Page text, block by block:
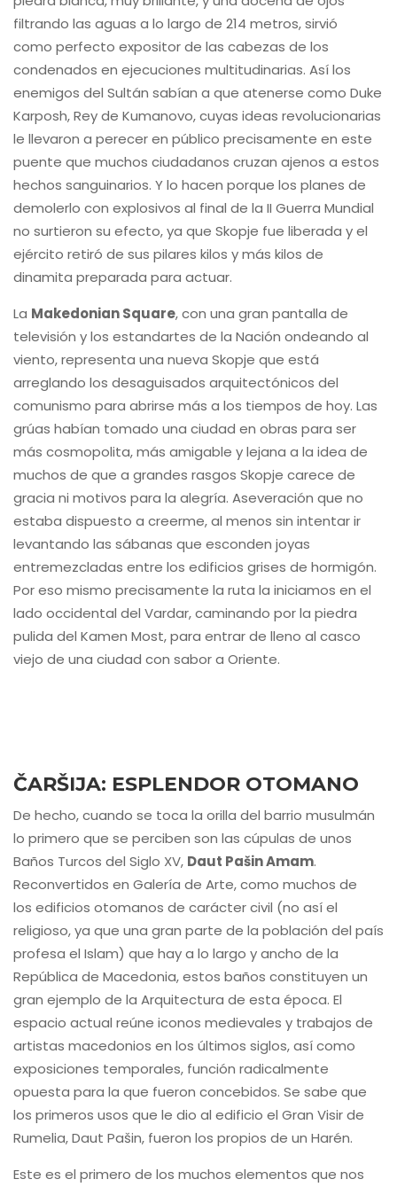
filtrando las aguas a lo largo de 214 metros, sirvió
como perfecto expositor de las cabezas de los
condenados en ejecuciones multitudinarias. Así los
enemigos del Sultán sabían a que atenerse como Duke
Karposh, Rey de Kumanovo, cuyas ideas revolucionarias
le llevaron a perecer en público precisamente en este
puente que muchos ciudadanos cruzan ajenos a estos
hechos sanguinarios. Y lo hacen porque los planes de
demolerlo con explosivos al final de la II Guerra Mundial
no surtieron su efecto, ya que Skopje fue liberada y el
ejército retiró de sus pilares kilos y más kilos de
dinamita preparada para actuar.
La Makedonian Square, con una gran pantalla de
televisión y los estandartes de la Nación ondeando al
viento, representa una nueva Skopje que está
arreglando los desaguisados arquitectónicos del
comunismo para abrirse más a los tiempos de hoy. Las
grúas habían tomado una ciudad en obras para ser
más cosmopolita, más amigable y lejana a la idea de
muchos de que a grandes rasgos Skopje carece de
gracia ni motivos para la alegría. Aseveración que no
estaba dispuesto a creerme, al menos sin intentar ir
levantando las sábanas que esconden joyas
entremezcladas entre los edificios grises de hormigón.
Por eso mismo precisamente la ruta la iniciamos en el
lado occidental del Vardar, caminando por la piedra
pulida del Kamen Most, para entrar de lleno al casco
viejo de una ciudad con sabor a Oriente.
ČARŠIJA: ESPLENDOR OTOMANO
De hecho, cuando se toca la orilla del barrio musulmán
lo primero que se perciben son las cúpulas de unos
Baños Turcos del Siglo XV, Daut Pašin Amam.
Reconvertidos en Galería de Arte, como muchos de
los edificios otomanos de carácter civil (no así el
religioso, ya que una gran parte de la población del país
profesa el Islam) que hay a lo largo y ancho de la
República de Macedonia, estos baños constituyen un
gran ejemplo de la Arquitectura de esta época. El
espacio actual reúne iconos medievales y trabajos de
artistas macedonios en los últimos siglos, así como
exposiciones temporales, función radicalmente
opuesta para la que fueron concebidos. Se sabe que
los primeros usos que le dio al edificio el Gran Visir de
Rumelia, Daut Pašin, fueron los propios de un Harén.
Este es el primero de los muchos elementos que nos